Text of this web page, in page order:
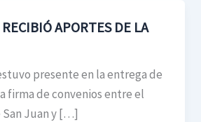
APORTES DE LA
estuvo presente en la entrega de
firma de convenios entre el
San Juan y […]